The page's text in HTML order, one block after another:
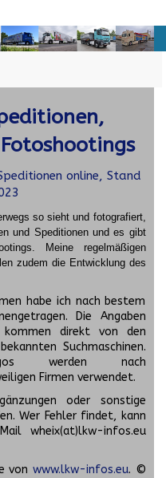
online, Stand
so sieht und fotografiert,
und Speditionen und es gibt
Meine regelmäßigen
zudem die Entwicklung des
habe ich nach bestem
Die Angaben
direkt von den
Suchmaschinen.
werden nach
Firmen verwendet.
oder sonstige
Wer Fehler findet, kann
wheix(at)lkw-infos.eu
von www.lkw-infos.eu. ©